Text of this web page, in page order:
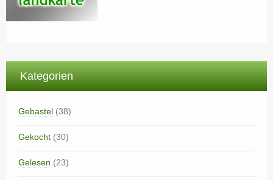
Kategorien
Gebastel (38)
Gekocht (30)
Gelesen (23)